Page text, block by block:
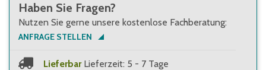
Haben Sie Fragen?
Nutzen Sie gerne unsere kostenlose Fachberatung:
ANFRAGE STELLEN
Lieferbar Lieferzeit: 5 - 7 Tage